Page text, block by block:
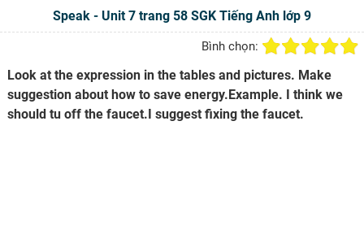
Speak - Unit 7 trang 58 SGK Tiếng Anh lớp 9
Bình chọn:
Look at the expression in the tables and pictures. Make
suggestion about how to save energy.Example. I think we
should tu off the faucet.I suggest fixing the faucet.